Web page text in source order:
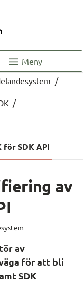
Meny
/
/
SDK API
av
av
för att bli
SDK